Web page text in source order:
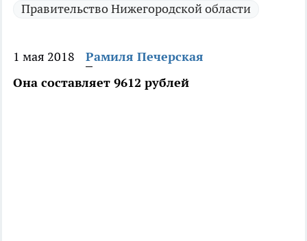
Правительство Нижегородской области
1 мая 2018
Рамиля Печерская
Она составляет 9612 рублей